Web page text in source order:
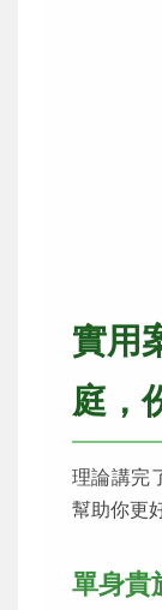
實用
庭，
理論講完
幫助你更
單身貴